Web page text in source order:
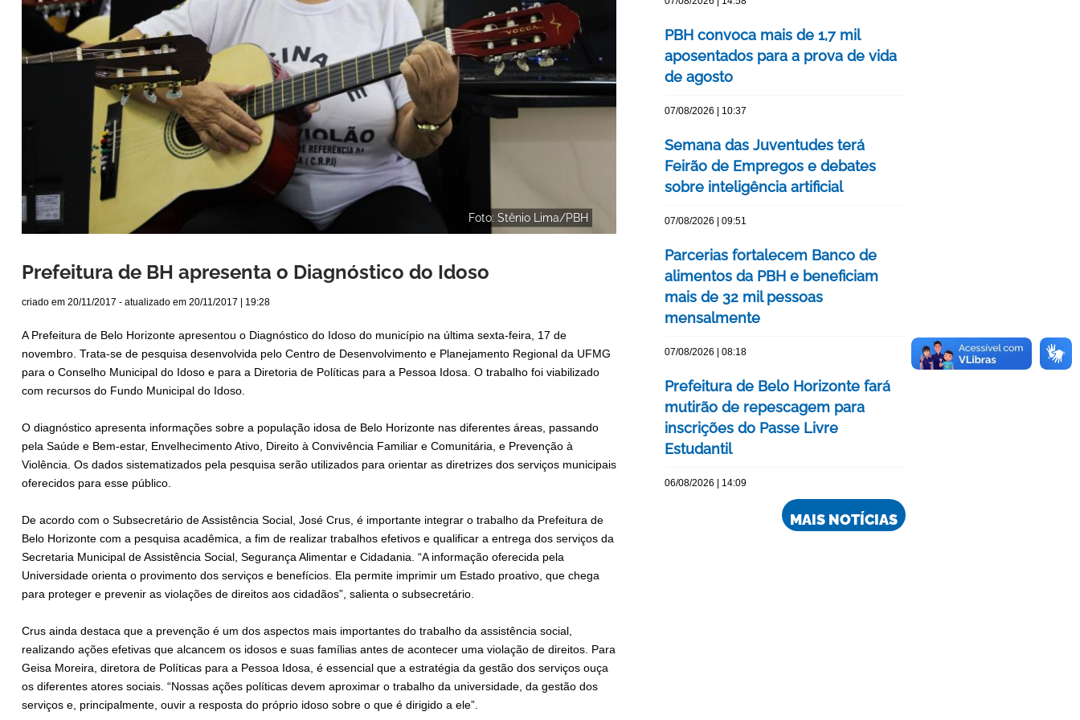
Foto: Stênio Lima/PBH
Prefeitura de BH apresenta o Diagnóstico do Idoso
criado em 20/11/2017 - atualizado em 20/11/2017 | 19:28
A Prefeitura de Belo Horizonte apresentou o Diagnóstico do Idoso do município na última sexta-feira, 17 de
novembro. Trata-se de pesquisa desenvolvida pelo Centro de Desenvolvimento e Planejamento Regional da UFMG
para o Conselho Municipal do Idoso e para a Diretoria de Políticas para a Pessoa Idosa. O trabalho foi viabilizado
com recursos do Fundo Municipal do Idoso.
O diagnóstico apresenta informações sobre a população idosa de Belo Horizonte nas diferentes áreas, passando
pela Saúde e Bem-estar, Envelhecimento Ativo, Direito à Convivência Familiar e Comunitária, e Prevenção à
Violência. Os dados sistematizados pela pesquisa serão utilizados para orientar as diretrizes dos serviços municipais
oferecidos para esse público.
De acordo com o Subsecretário de Assistência Social, José Crus, é importante integrar o trabalho da Prefeitura de
Belo Horizonte com a pesquisa acadêmica, a fim de realizar trabalhos efetivos e qualificar a entrega dos serviços da
Secretaria Municipal de Assistência Social, Segurança Alimentar e Cidadania. “A informação oferecida pela
Universidade orienta o provimento dos serviços e benefícios. Ela permite imprimir um Estado proativo, que chega
para proteger e prevenir as violações de direitos aos cidadãos”, salienta o subsecretário.
Crus ainda destaca que a prevenção é um dos aspectos mais importantes do trabalho da assistência social,
realizando ações efetivas que alcancem os idosos e suas famílias antes de acontecer uma violação de direitos. Para
Geisa Moreira, diretora de Políticas para a Pessoa Idosa, é essencial que a estratégia da gestão dos serviços ouça
os diferentes atores sociais. “Nossas ações políticas devem aproximar o trabalho da universidade, da gestão dos
serviços e, principalmente, ouvir a resposta do próprio idoso sobre o que é dirigido a ele”.
PBH convoca mais de 1,7 mil
aposentados para a prova de vida
de agosto
07/08/2026 | 10:37
Semana das Juventudes terá
Feirão de Empregos e debates
sobre inteligência artificial
07/08/2026 | 09:51
Parcerias fortalecem Banco de
alimentos da PBH e beneficiam
mais de 32 mil pessoas
mensalmente
07/08/2026 | 08:18
Prefeitura de Belo Horizonte fará
mutirão de repescagem para
inscrições do Passe Livre
Estudantil
06/08/2026 | 14:09
MAIS NOTÍCIAS